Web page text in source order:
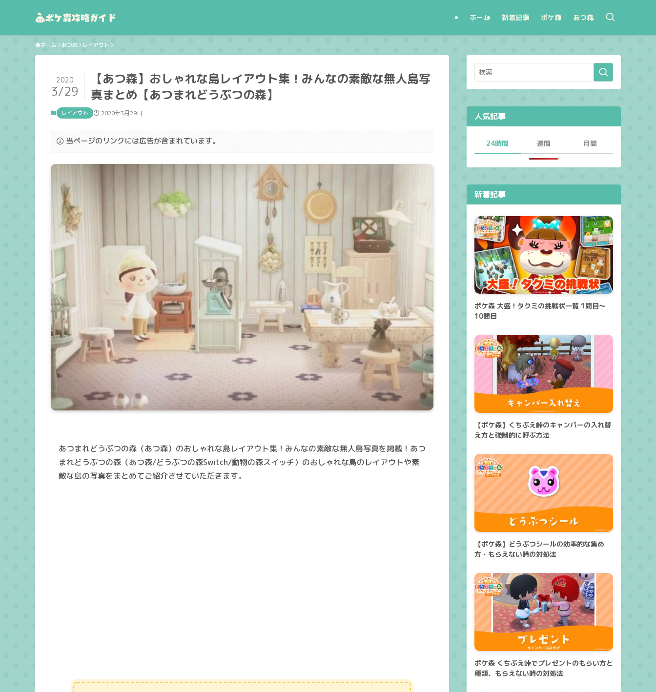
ホーム 新着記事 ポケ森 あつ森
ホーム あつ森 レイアウト
【あつ森】おしゃれな島レイアウト集！みんなの素敵な無人島写
真まとめ【あつまれどうぶつの森】
2020
3/29
レイアウト 2020年3月29日
当ページのリンクには広告が含まれています。
あつまれどうぶつの森（あつ森）のおしゃれな島レイアウト集！みんなの素敵な無人島写真を掲載！あつ
まれどうぶつの森（あつ森/どうぶつの森Switch/動物の森スイッチ）のおしゃれな島のレイアウトや素
敵な島の写真をまとめてご紹介させていただきます。
人気記事
24時間 週間 月間
新着記事
ポケ森 大盛！タクミの挑戦状一覧 1問目～
10問目
【ポケ森】くちぶえ峠のキャンパーの入れ替
え方と強制的に呼ぶ方法
【ポケ森】どうぶつシールの効率的な集め
方・もらえない時の対処法
ポケ森 くちぶえ峠でプレゼントのもらい方と
種類、もらえない時の対処法